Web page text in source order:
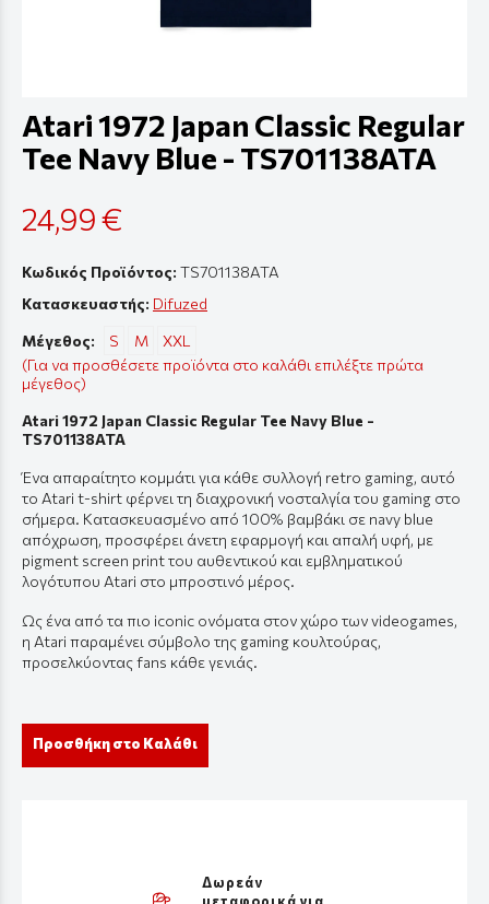
Atari 1972 Japan Classic Regular
Tee Navy Blue - TS701138ATA
24,99 €
Κωδικός Προϊόντος: TS701138ATA
Κατασκευαστής: Difuzed
(Για να προσθέσετε προϊόντα στο καλάθι επιλέξτε πρώτα
μέγεθος)
Μέγεθος: S M XXL
Atari 1972 Japan Classic Regular Tee Navy Blue -
TS701138ATA
Ένα απαραίτητο κομμάτι για κάθε συλλογή retro gaming, αυτό
το Atari t-shirt φέρνει τη διαχρονική νοσταλγία του gaming στο
σήμερα. Κατασκευασμένο από 100% βαμβάκι σε navy blue
απόχρωση, προσφέρει άνετη εφαρμογή και απαλή υφή, με
pigment screen print του αυθεντικού και εμβληματικού
λογότυπου Atari στο μπροστινό μέρος.
Ως ένα από τα πιο iconic ονόματα στον χώρο των videogames,
η Atari παραμένει σύμβολο της gaming κουλτούρας,
προσελκύοντας fans κάθε γενιάς.
Προσθήκη στο Καλάθι
Δωρεάν